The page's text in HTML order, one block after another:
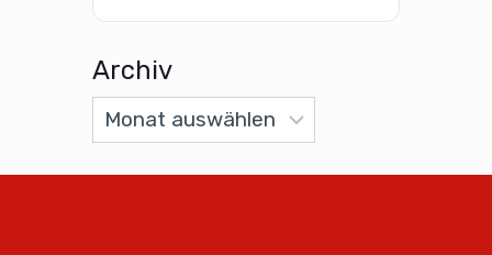
Archiv